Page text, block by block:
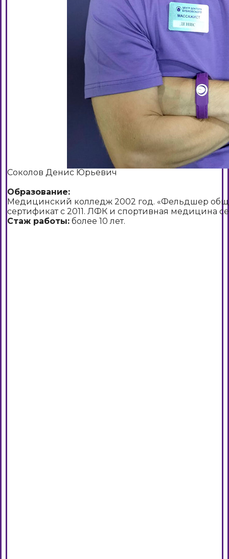
Соколов Денис Юрьевич
Образование:
Медицинский колледж 2002 год. «Фельдшер
сертификат с 2011. ЛФК и спортивная медицина
Стаж работы: более 10 лет.